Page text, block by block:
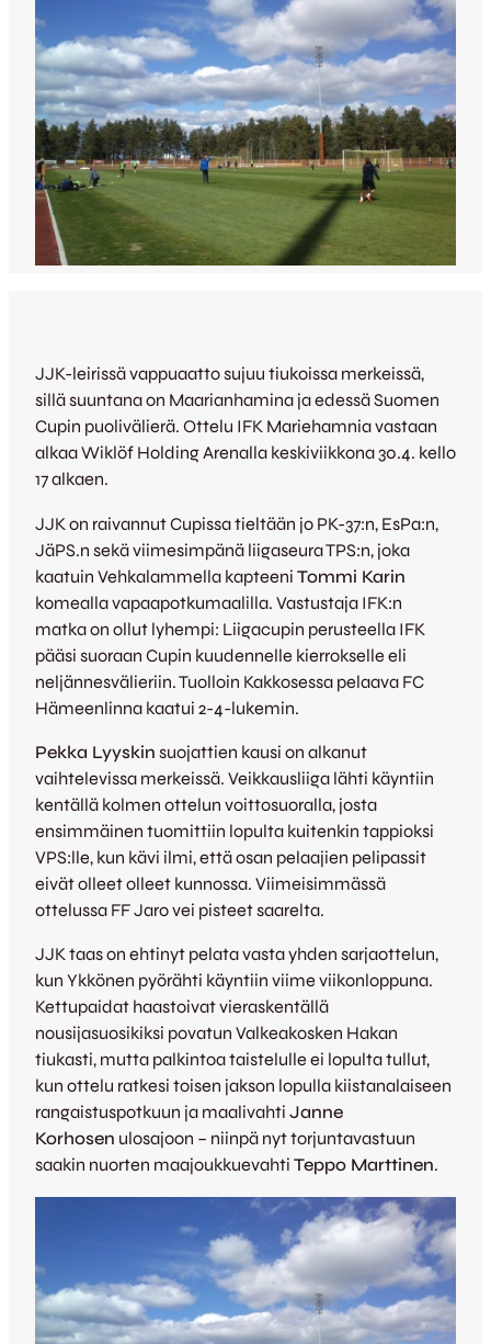
JJK-leirissä vappuaatto sujuu tiukoissa merkeissä,
sillä suuntana on Maarianhamina ja edessä Suomen
Cupin puolivälierä. Ottelu IFK Mariehamnia vastaan
alkaa Wiklöf Holding Arenalla keskiviikkona 30.4. kello
17 alkaen.
JJK on raivannut Cupissa tieltään jo PK-37:n, EsPa:n,
JäPS.n sekä viimesimpänä liigaseura TPS:n, joka
kaatuin Vehkalammella kapteeni Tommi Karin
komealla vapaapotkumaalilla. Vastustaja IFK:n
matka on ollut lyhempi: Liigacupin perusteella IFK
pääsi suoraan Cupin kuudennelle kierrokselle eli
neljännesvälieriin. Tuolloin Kakkosessa pelaava FC
Hämeenlinna kaatui 2-4-lukemin.
Pekka Lyyskin suojattien kausi on alkanut
vaihtelevissa merkeissä. Veikkausliiga lähti käyntiin
kentällä kolmen ottelun voittosuoralla, josta
ensimmäinen tuomittiin lopulta kuitenkin tappioksi
VPS:lle, kun kävi ilmi, että osan pelaajien pelipassit
eivät olleet olleet kunnossa. Viimeisimmässä
ottelussa FF Jaro vei pisteet saarelta.
JJK taas on ehtinyt pelata vasta yhden sarjaottelun,
kun Ykkönen pyörähti käyntiin viime viikonloppuna.
Kettupaidat haastoivat vieraskentällä
nousijasuosikiksi povatun Valkeakosken Hakan
tiukasti, mutta palkintoa taistelulle ei lopulta tullut,
kun ottelu ratkesi toisen jakson lopulla kiistanalaiseen
rangaistuspotkuun ja maalivahti Janne
Korhosen ulosajoon – niinpä nyt torjuntavastuun
saakin nuorten maajoukkuevahti Teppo Marttinen.